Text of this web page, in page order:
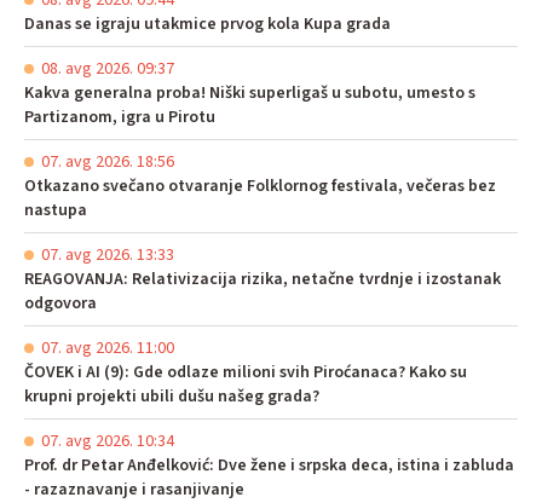
Danas se igraju utakmice prvog kola Kupa grada
08. avg 2026. 09:37
Kakva generalna proba! Niški superligaš u subotu, umesto s
Partizanom, igra u Pirotu
07. avg 2026. 18:56
Otkazano svečano otvaranje Folklornog festivala, večeras bez
nastupa
07. avg 2026. 13:33
REAGOVANJA: Relativizacija rizika, netačne tvrdnje i izostanak
odgovora
07. avg 2026. 11:00
ČOVEK i AI (9): Gde odlaze milioni svih Piroćanaca? Kako su
krupni projekti ubili dušu našeg grada?
07. avg 2026. 10:34
Prof. dr Petar Anđelković: Dve žene i srpska deca, istina i zabluda
- razaznavanje i rasanjivanje